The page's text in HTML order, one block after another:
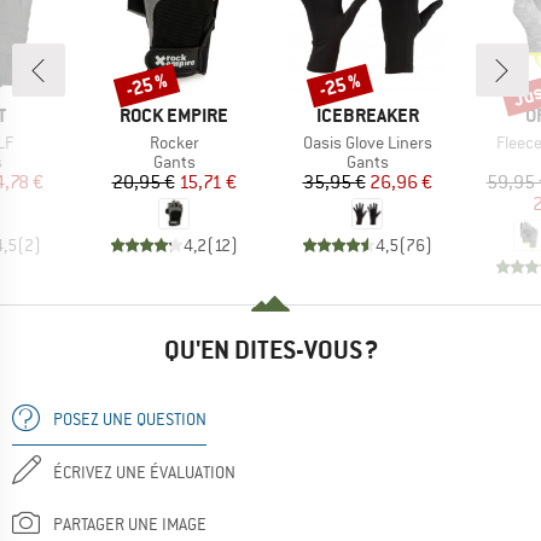
group
réduit
€
(2)
MARQUE
ROCK EMPIRE
Article
Rocker
Product group
Gants
Prix
20,95 €Prix réduit
15,71 €
4,2(12)
Remise
-25 %
MARQUE
ICEBREAKER
Article
Oasis Glove Liners
Product group
Gants
Prix
35,95 €Prix réduit
26,96 €
4,5(76)
Remise
-25 %
Article
59,95
QU'EN DITES-VOUS ?
POSEZ UNE QUESTION
ÉCRIVEZ UNE ÉVALUATION
PARTAGER UNE IMAGE